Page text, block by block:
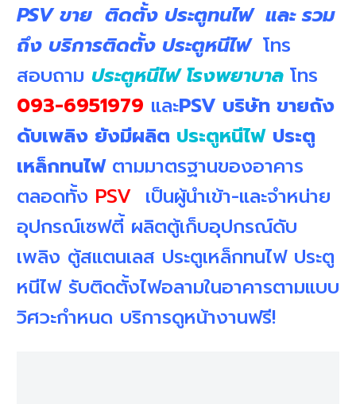
PSV ขาย ติดตั้ง ประตูทนไฟ และ รวม
ถึง บริการติดตั้ง ประตูหนีไฟ โทร
สอบถาม ประตูหนีไฟ โรงพยาบาล โทร
093-6951979 และPSV บริษัท ขายถัง
ดับเพลิง ยังมีผลิต ประตูหนีไฟ ประตู
เหล็กทนไฟ ตามมาตรฐานของอาคาร
ตลอดทั้ง PSV เป็นผู้นำเข้า-และจำหน่าย
อุปกรณ์เซฟตี้ ผลิตตู้เก็บอุปกรณ์ดับ
เพลิง ตู้สแตนเลส ประตูเหล็กทนไฟ ประตู
หนีไฟ รับติดตั้งไฟอลามในอาคารตามแบบ
วิศวะกำหนด บริการดูหน้างานฟรี!